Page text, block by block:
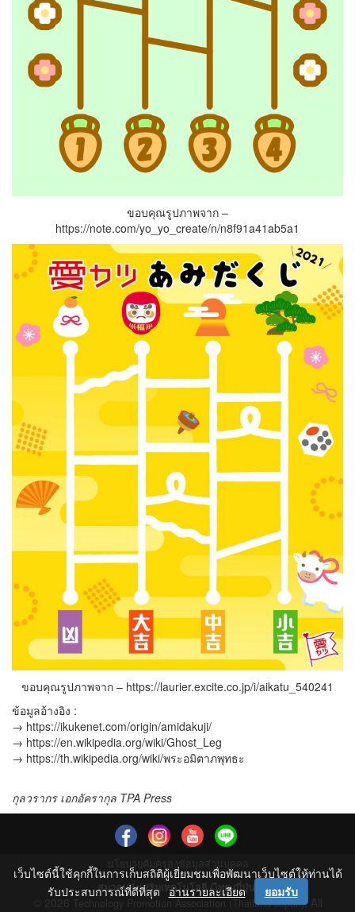
ขอบคุณรูปภาพจาก –
https://note.com/yo_yo_create/n/n8f91a41ab5a1
ขอบคุณรูปภาพจาก – https://laurier.excite.co.jp/i/aikatu_540241
ข้อมูลอ้างอิง :
→ https://ikukenet.com/origin/amidakuji/
→ https://en.wikipedia.org/wiki/Ghost_Leg
→ https://th.wikipedia.org/wiki/พระอมิตาภพุทธะ
กุลวรากร เอกอัครากุล TPA Press
นโยบายคุ้มครองข้อมูลส่วนบุคคล
สมาคมส่งเสริมเทคโนโลยี (ไทย-ญี่ปุ่น)
Technology Promotion Association (Thailand-Japan), All
เว็บไซต์นี้ใช้คุกกี้ในการเก็บสถิติผู้เยี่ยมชมเพื่อพัฒนาเว็บไซต์ให้ท่านได้
รับประสบการณ์ที่ดีที่สุด
อ่านรายละเอียด ยอมรับ